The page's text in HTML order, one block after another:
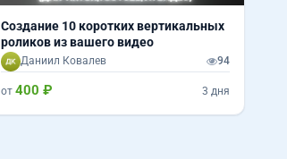
Создание 10 коротких вертикальных
роликов из вашего видео
Даниил Ковалев 94
от 400 ₽ 3 дня